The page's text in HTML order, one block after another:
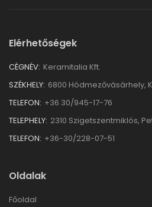
Elérhetőségek
CÉGNÉV: Keramitalia Kft.
SZÉKHELY: 6800 Hódmezővásárhely,
TELEFON: +36 30/945-17-76
TELEPHELY: 2310 Szigetszentmiklós,
TELEFON: +36-30/228-07-51
Oldalak
Főoldal